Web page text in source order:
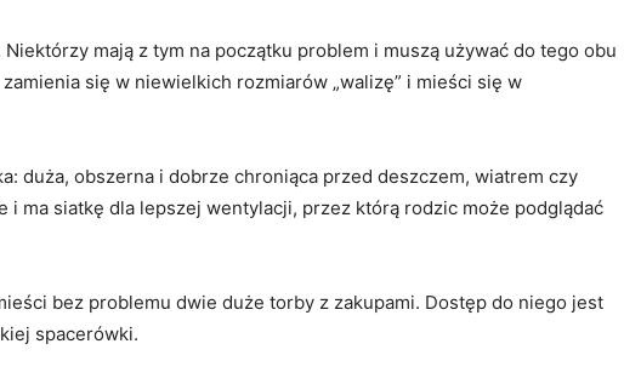
Niektórzy mają z tym na początku problem i muszą używać do tego obu
zamienia się w niewielkich rozmiarów „walizę” i mieści się w
duża, obszerna i dobrze chroniąca przed deszczem, wiatrem czy
i ma siatkę dla lepszej wentylacji, przez którą rodzic może podglądać
bez problemu dwie duże torby z zakupami. Dostęp do niego jest
spacerówki.